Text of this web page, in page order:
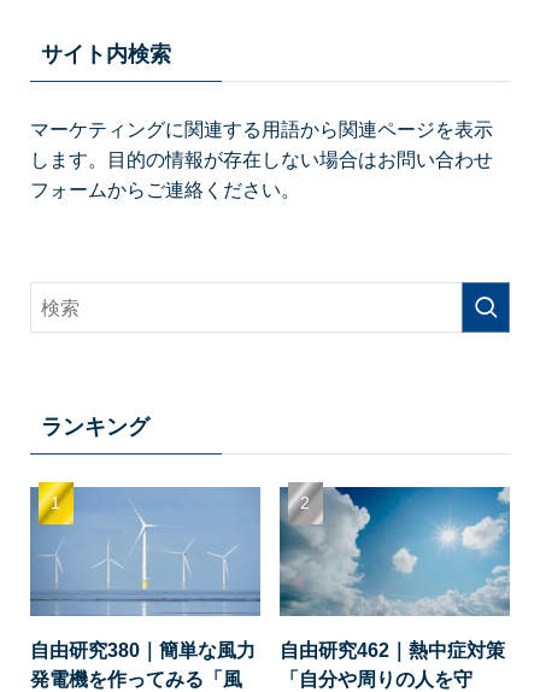
サイト内検索
マーケティングに関連する用語から関連ページを表示
します。目的の情報が存在しない場合はお問い合わせ
フォームからご連絡ください。
ランキング
自由研究380｜簡単な風力
発電機を作ってみる「風
自由研究462｜熱中症対策
「自分や周りの人を守